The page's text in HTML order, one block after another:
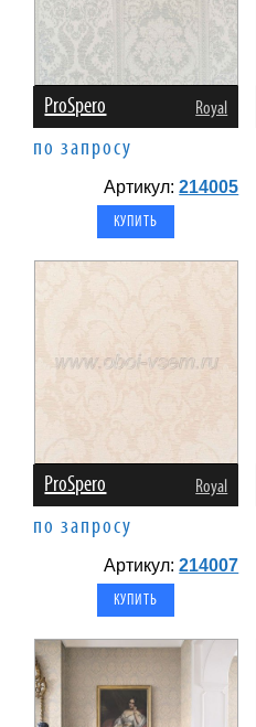
ProSpero Royal
по запросу
Артикул:214005
ProSpero Royal
по запросу
Артикул:214007